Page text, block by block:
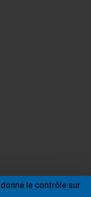
le contrôle sur